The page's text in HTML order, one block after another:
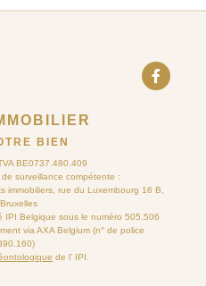
BIEN
BE0737.480.409
surveillance compétente :
immobiliers, rue du Luxembourg 16 B,
IPI Belgique sous le numéro 505.506
via AXA Belgium (n° de police
de l’ IPI.